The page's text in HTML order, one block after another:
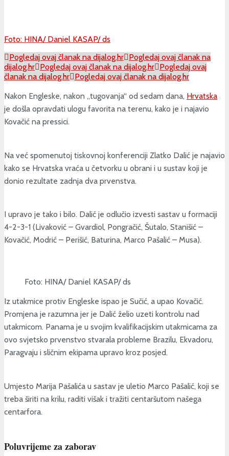
Foto: HINA/ Daniel KASAP/ ds
Pogledaj ovaj članak na dijalog.hr Pogledaj ovaj članak na
dijalog.hr Pogledaj ovaj članak na dijalog.hr Pogledaj ovaj
članak na dijalog.hr Pogledaj ovaj članak na dijalog.hr
Nakon Engleske, nakon „tugovanja“ od sedam dana, Hrvatska
je došla opravdati ulogu favorita na terenu, kako je i najavio
Kovačić na pressici.
Na već spomenutoj tiskovnoj konferenciji Zlatko Dalić je najavio
kako se Hrvatska vraća u četvorku u obrani i u sustav koji je
donio rezultate zadnja dva prvenstva.
I upravo je tako i bilo. Dalić je odlučio izvesti sastav u formaciji
4-2-3-1 (Livaković – Gvardiol, Pongračić, Šutalo, Stanišić –
Kovačić, Modrić – Perišić, Baturina, Marco Pašalić – Musa).
Foto: HINA/ Daniel KASAP/ ds
Iz utakmice protiv Engleske ispao je Sučić, a upao Kovačić.
Promjena je razumna jer je Dalić želio uzeti kontrolu nad
utakmicom. Panama je u svojim kvalifikacijskim utakmicama za
ovo svjetsko prvenstvo stvarala probleme Brazilu, Ekvadoru,
Paragvaju i sličnim ekipama upravo kroz posjed.
Umjesto Marija Pašalića u sastav je uletio Marco Pašalić, koji se
treba širiti na krilu, raditi višak i tražiti centaršutom našega
centarfora.
Poluvrijeme za zaborav